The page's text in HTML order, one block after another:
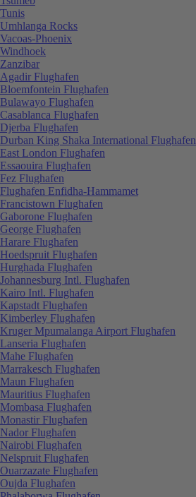
Tunis
Umhlanga Rocks
Vacoas-Phoenix
Windhoek
Zanzibar
Agadir Flughafen
Bloemfontein Flughafen
Bulawayo Flughafen
Casablanca Flughafen
Djerba Flughafen
Durban King Shaka International Flughafen
East London Flughafen
Essaouira Flughafen
Fez Flughafen
Flughafen Enfidha-Hammamet
Francistown Flughafen
Gaborone Flughafen
George Flughafen
Harare Flughafen
Hoedspruit Flughafen
Hurghada Flughafen
Johannesburg Intl. Flughafen
Kairo Intl. Flughafen
Kapstadt Flughafen
Kimberley Flughafen
Kruger Mpumalanga Airport Flughafen
Lanseria Flughafen
Mahe Flughafen
Marrakesch Flughafen
Maun Flughafen
Mauritius Flughafen
Mombasa Flughafen
Monastir Flughafen
Nador Flughafen
Nairobi Flughafen
Nelspruit Flughafen
Ouarzazate Flughafen
Oujda Flughafen